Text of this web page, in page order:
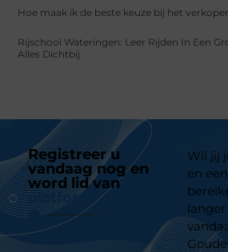
Hoe maak ik de beste keuze bij het
Rijschool Wateringen: Leer Rijden In Een
Alles Dichtbij
Registreer u
vandaag nog en
word lid van
platform
Wil jij
en